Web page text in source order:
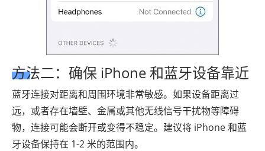
方法二：确保 iPhone 和蓝牙设备靠近
蓝牙连接对距离和周围环境非常敏感。如果设备距离过
远，或者存在墙壁、金属或其他无线信号干扰物等障碍
物，连接可能会断开或变得不稳定。建议将 iPhone 和蓝
牙设备保持在 1-2 米的范围内。